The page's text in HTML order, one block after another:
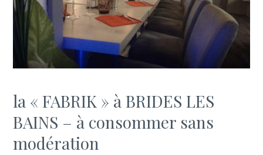
la « FABRIK » à BRIDES LES
BAINS – à consommer sans
modération